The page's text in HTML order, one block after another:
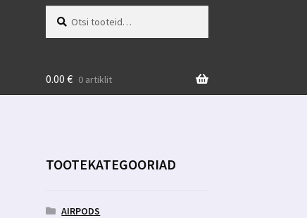
0.00 € 0 artiklit
TOOTEKATEGOORIAD
AIRPODS